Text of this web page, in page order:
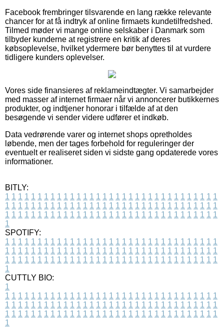
Facebook frembringer tilsvarende en lang række relevante
chancer for at få indtryk af online firmaets kundetilfredshed.
Tilmed møder vi mange online selskaber i Danmark som
tilbyder kunderne at registrere en kritik af deres
købsoplevelse, hvilket ydermere bør benyttes til at vurdere
tidligere kunders oplevelser.
Vores side finansieres af reklameindtægter. Vi samarbejder
med masser af internet firmaer når vi annoncerer butikkernes
produkter, og indtjener honorar i tilfælde af at den
besøgende vi sender videre udfører et indkøb.
Data vedrørende varer og internet shops opretholdes
løbende, men der tages forbehold for reguleringer der
eventuelt er realiseret siden vi sidste gang opdaterede vores
informationer.
BITLY:
1 1 1 1 1 1 1 1 1 1 1 1 1 1 1 1 1 1 1 1 1 1 1 1 1 1 1 1 1 1 1 1 1
1 1 1 1 1 1 1 1 1 1 1 1 1 1 1 1 1 1 1 1 1 1 1 1 1 1 1 1 1 1 1 1 1
1 1 1 1 1 1 1 1 1 1 1 1 1 1 1 1 1 1 1 1 1 1 1 1 1 1 1 1 1 1 1 1 1
1
SPOTIFY:
1 1 1 1 1 1 1 1 1 1 1 1 1 1 1 1 1 1 1 1 1 1 1 1 1 1 1 1 1 1 1 1 1
1 1 1 1 1 1 1 1 1 1 1 1 1 1 1 1 1 1 1 1 1 1 1 1 1 1 1 1 1 1 1 1 1
1 1 1 1 1 1 1 1 1 1 1 1 1 1 1 1 1 1 1 1 1 1 1 1 1 1 1 1 1 1 1 1 1
1
CUTTLY BIO:
1
1 1 1 1 1 1 1 1 1 1 1 1 1 1 1 1 1 1 1 1 1 1 1 1 1 1 1 1 1 1 1 1 1
1 1 1 1 1 1 1 1 1 1 1 1 1 1 1 1 1 1 1 1 1 1 1 1 1 1 1 1 1 1 1 1 1
1 1 1 1 1 1 1 1 1 1 1 1 1 1 1 1 1 1 1 1 1 1 1 1 1 1 1 1 1 1 1 1 1
1